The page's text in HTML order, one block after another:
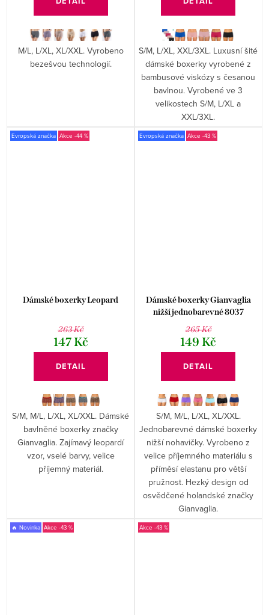
M/L, L/XL, XL/XXL. Vyrobeno
bezešvou technologií.
S/M, L/XL, XXL/3XL. Luxusní šité
dámské boxerky vyrobené z
bambusové viskózy s česanou
bavlnou. Vyrobené ve 3
velikostech S/M, L/XL a
XXL/3XL.
Evropská značka -44 %
Dámské boxerky Leopard
263 Kč
147 Kč
DETAIL
S/M, M/L, L/XL, XL/XXL. Dámské
bavlněné boxerky značky
Gianvaglia. Zajímavý leopardí
vzor, vselé barvy, velice
příjemný materiál.
Evropská značka -43 %
Dámské boxerky Gianvaglia
nižší jednobarevné 8037
265 Kč
149 Kč
DETAIL
S/M, M/L, L/XL, XL/XXL.
Jednobarevné dámské boxerky
nižší nohavičky. Vyrobeno z
velice příjemného materiálu s
příměsí elastanu pro větší
pružnost. Hezký design od
osvědčené holandské značky
Gianvaglia.
🔥 Novinka -43 % -43 %